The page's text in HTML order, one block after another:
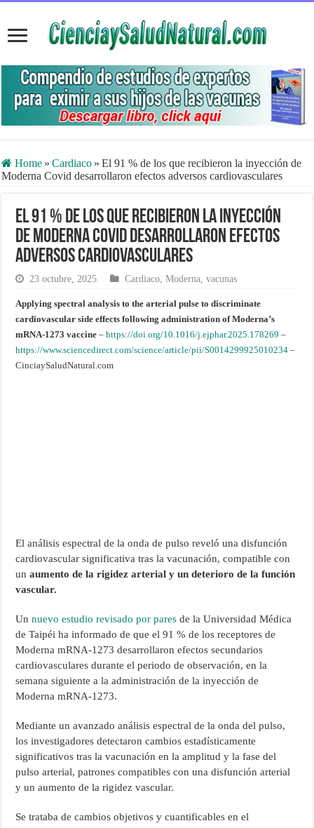
Home » Cardiaco » El 91 % de los que recibieron la inyección de
Moderna Covid desarrollaron efectos adversos cardiovasculares
El 91 % de los que recibieron la inyección
de Moderna Covid desarrollaron efectos
adversos cardiovasculares
23 octubre, 2025 Cardiaco ,Moderna ,vacunas
Applying spectral analysis to the arterial pulse to discriminate
cardiovascular side effects following administration of Moderna’s
mRNA-1273 vaccine –https://doi.org/10.1016/j.ejphar.2025.178269 –
https://www.sciencedirect.com/science/article/pii/S0014299925010234 –
CinciaySaludNatural.com
El análisis espectral de la onda de pulso reveló una disfunción
cardiovascular significativa tras la vacunación, compatible con
unaumento de la rigidez arterial y un deterioro de la función
vascular.
Unnuevo estudio revisado por pares de la Universidad Médica
de Taipéi ha informado de que el 91 % de los receptores de
Moderna mRNA-1273 desarrollaron efectos secundarios
cardiovasculares durante el periodo de observación, en la
semana siguiente a la administración de la inyección de
Moderna mRNA-1273.
Mediante un avanzado análisis espectral de la onda del pulso,
los investigadores detectaron cambios estadísticamente
significativos tras la vacunación en la amplitud y la fase del
pulso arterial, patrones compatibles con una disfunción arterial
y un aumento de la rigidez vascular.
Se trataba de cambios objetivos y cuantificables en el